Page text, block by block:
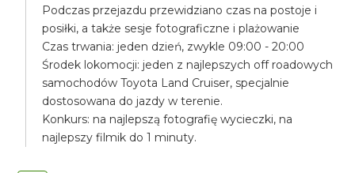
Podczas przejazdu przewidziano czas na postoje i
posiłki, a także sesje fotograficzne i plażowanie
Czas trwania: jeden dzień, zwykle 09:00 - 20:00
Środek lokomocji: jeden z najlepszych off roadowych
samochodów Toyota Land Cruiser, specjalnie
dostosowana do jazdy w terenie.
Konkurs: na najlepszą fotografię wycieczki, na
najlepszy filmik do 1 minuty.